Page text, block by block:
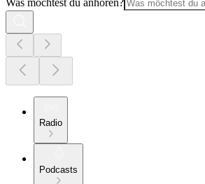
Was möchtest du anhören?
Radio
Podcasts